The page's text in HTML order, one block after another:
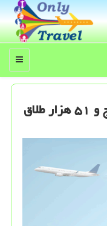
منو
ثبت بیشتر از ۱۸۲ هزار ازدواج و ۵۱ هزار طلاق